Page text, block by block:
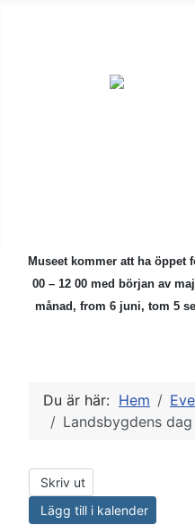
Museet kommer att ha öppet
00 – 12 00 med början av
månad, from 6 juni, tom 5
Du är här: Hem
Landsbygdens dag
Skriv ut
Lägg till i kalender